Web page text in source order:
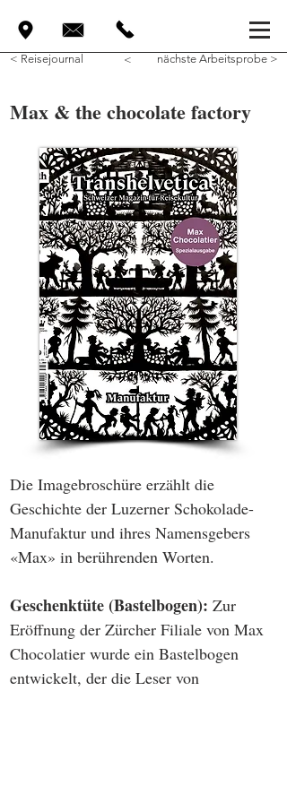
Max & the chocolate factory
Die Imagebroschüre erzählt die
Geschichte der Luzerner Schokolade-
Manufaktur und ihres Namensgebers
«Max» in berührenden Worten.
Geschenktüte (Bastelbogen): Zur
Eröffnung der Zürcher Filiale von Max
Chocolatier wurde ein Bastelbogen
entwickelt, der die Leser von
< Reisejournal < nächste Arbeitsprobe >